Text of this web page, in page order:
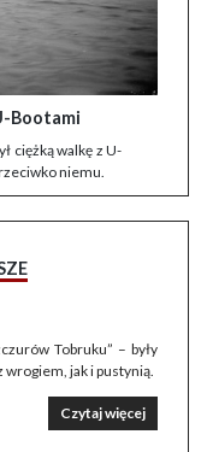
Bootami
ciężką walkę z U-
niemu.
Tobruku” – były
jak i pustynią.
Czytaj więcej